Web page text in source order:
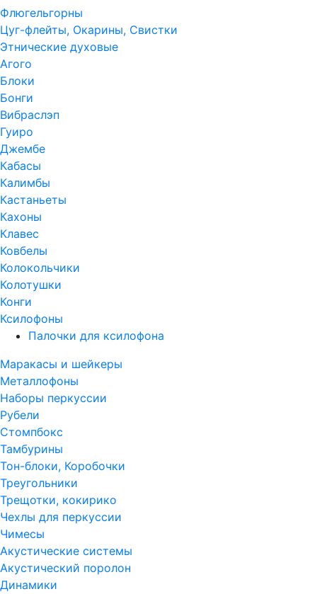
Флюгельгорны
Цуг-флейты, Окарины, Свистки
Этнические духовые
Агого
Блоки
Бонги
Вибраслэп
Гуиро
Джембе
Кабасы
Калимбы
Кастаньеты
Кахоны
Клавес
Ковбелы
Колокольчики
Колотушки
Конги
Ксилофоны
Палочки для ксилофона
Маракасы и шейкеры
Металлофоны
Наборы перкуссии
Рубели
Стомпбокс
Тамбурины
Тон-блоки, Коробочки
Треугольники
Трещотки, кокирико
Чехлы для перкуссии
Чимесы
Акустические системы
Акустический поролон
Динамики